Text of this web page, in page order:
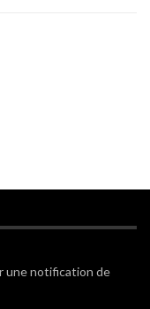
une notification de